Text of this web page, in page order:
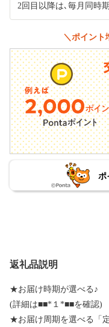
2回目以降は､毎月同時
＼ポイント
ポ
返礼品説明
★お届け時期が選べる♪
(詳細は■■*１*■■を確認)
★お届け周期を選べる「定